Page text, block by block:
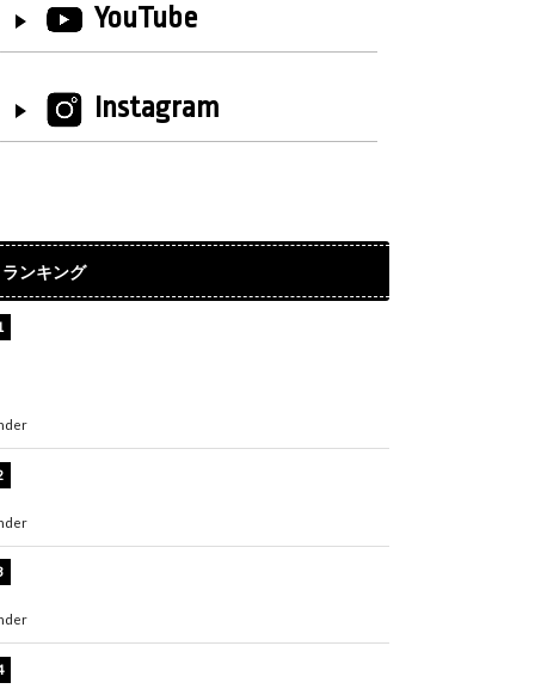
YouTube
Instagram
ランキング